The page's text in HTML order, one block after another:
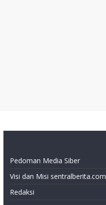
Pedoman Media Siber
Visi dan Misi sentralberita.com
Redaksi